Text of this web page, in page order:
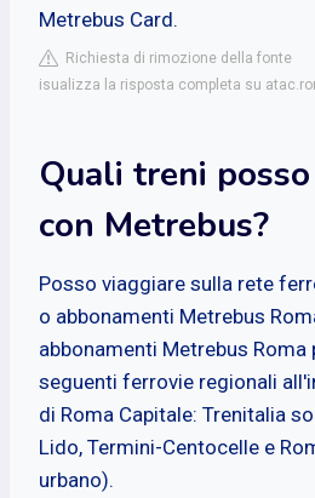
Metrebus Card.
Richiesta di rimozione della fonte
isualizza la risposta completa su
Quali treni
con Metrebus?
Posso viaggiare sulla rete
o abbonamenti Metrebus
abbonamenti Metrebus Roma
seguenti ferrovie regionali
di Roma Capitale: Trenitalia
Lido, Termini-Centocelle e
urbano).